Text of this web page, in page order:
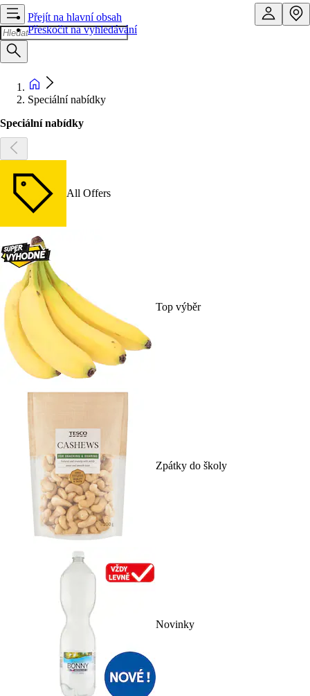
Přejít na hlavní obsah
Přeskočit na vyhledávání
Speciální nabídky
Speciální nabídky
All Offers
Top výběr
Zpátky do školy
Novinky